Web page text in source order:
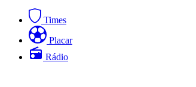
Times
Placar
Rádio